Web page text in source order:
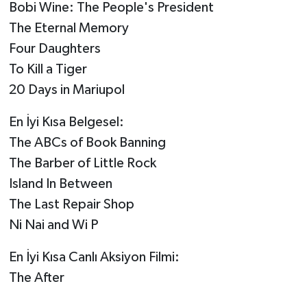
Bobi Wine: The People's President
The Eternal Memory
Four Daughters
To Kill a Tiger
20 Days in Mariupol
En İyi Kısa Belgesel:
The ABCs of Book Banning
The Barber of Little Rock
Island In Between
The Last Repair Shop
Ni Nai and Wi P
En İyi Kısa Canlı Aksiyon Filmi:
The After